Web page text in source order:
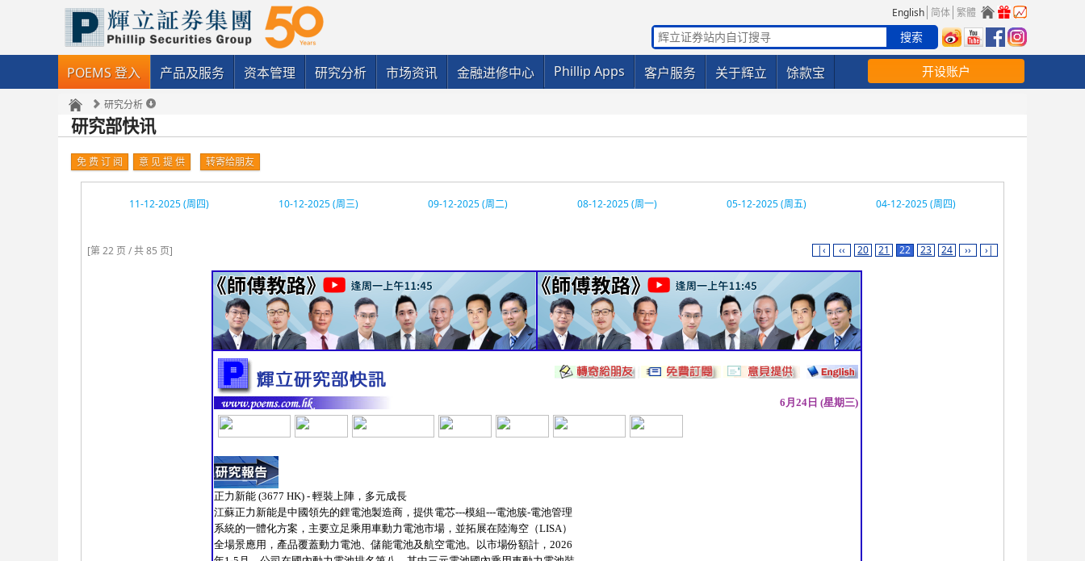
English 简体 繁體
POEMS 登入 产品及服务 资本管理 研究分析 市场资讯 金融进修中心 Phillip Apps 客户服务 关于辉立 馀款宝 开设账户
研究分析
研究部快讯
免 费 订 阅 意 见 提 供 转寄给朋友
11-12-2025 (周四) 10-12-2025 (周三) 09-12-2025 (周二) 08-12-2025 (周一) 05-12-2025 (周五) 04-12-2025 (周四)
[第 22 页 / 共 85 页] |‹ ‹‹ 20 21 22 23 24 ›› ›|